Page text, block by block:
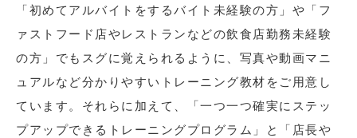
「初めてアルバイトをするバイト未経験の方」や「フ
ァストフード店やレストランなどの飲食店勤務未経験
の方」でもスグに覚えられるように、写真や動画マニ
ュアルなど分かりやすいトレーニング教材をご用意し
ています。それらに加えて、「一つ一つ確実にステッ
プアップできるトレーニングプログラム」と「店長や